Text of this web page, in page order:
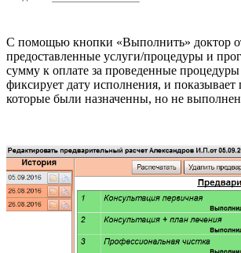
С помощью кнопки «Выполнить» доктор
предоставленные услуги/процедуры и
сумму к оплате за проведенные процедуры
фиксирует дату исполнения, и показывает
которые были назначенны, но не